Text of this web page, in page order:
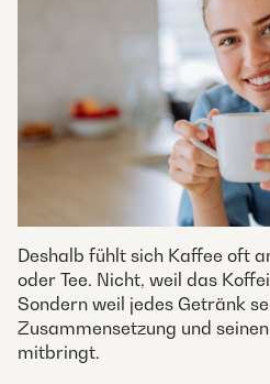
Deshalb fühlt sich Kaffee oft
oder Tee. Nicht, weil das
Sondern weil jedes Getränk
Zusammensetzung und
mitbringt.